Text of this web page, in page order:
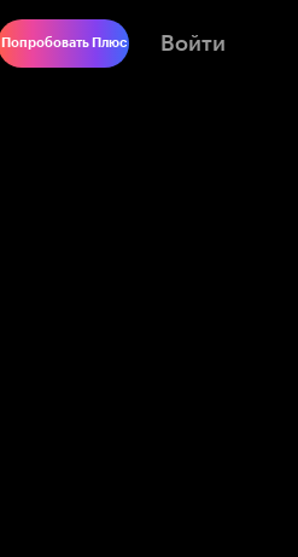
Попробовать Плюс Войти